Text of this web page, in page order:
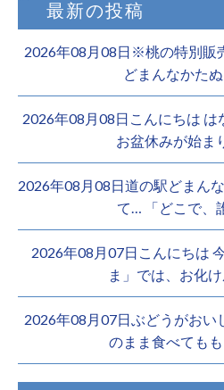
最新の投稿
2026年08月08日※桃の特別販
どまんなかた
2026年08月08日こんにちは は
お盆休みが始ま
2026年08月08日道の駅どまん
て… 「どこで、
2026年08月07日こんにちは
ま」では、お化
2026年08月07日ぶどうがおい
のまま食べても